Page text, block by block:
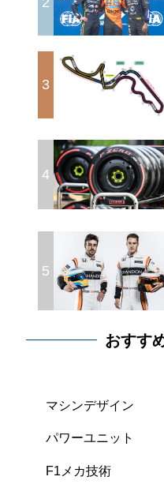
3
4
5
おすす
マシンデザイン
パワーユニット
F1メカ技術